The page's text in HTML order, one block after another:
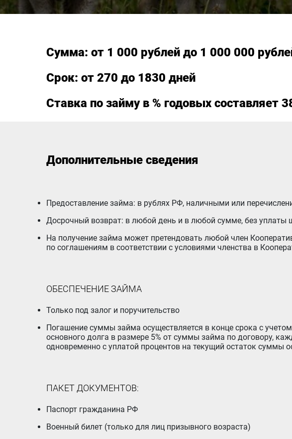
Сумма: от 1 000 рублей до 1 000 000
Срок: от 270 до 1830 дней
Ставка по займу в % годовых составляет
Дополнительные сведения
Предоставление займа: в рублях РФ, наличными или
Досрочный возврат: в любой день и в любой сумме, без
На получение займа может претендовать любой член Кооператива (пайщик), обязующийся исполнять нормативный документ Кооператива «Платежи
по соглашениям в соответствии с условиями членства в
ОБЕСПЕЧЕНИЕ ЗАЙМА
Только под залог и поручительство
Погашение суммы займа осуществляется в конце срока с учетом следующего требования: заемщик осуществляет обязательное частичное погашение
основного долга в размере 5% от суммы займа по договору,
одновременно с уплатой процентов на текущий остаток суммы
ПАКЕТ ДОКУМЕНТОВ:
Паспорт гражданина РФ
Военный билет (только для лиц призывного возраста)